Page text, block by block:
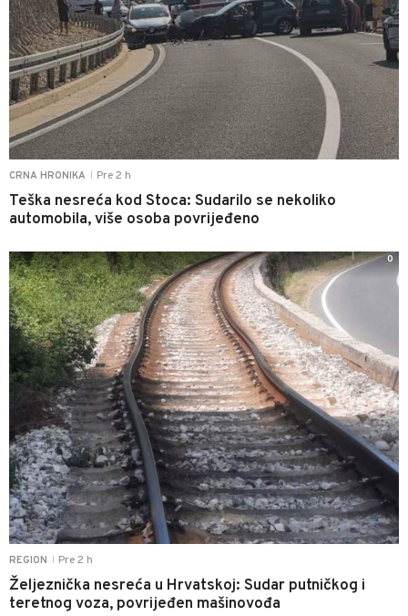
CRNA HRONIKA Pre 2 h
Teška nesreća kod Stoca: Sudarilo se nekoliko
automobila, više osoba povrijeđeno
REGION Pre 2 h
Željeznička nesreća u Hrvatskoj: Sudar putničkog i
teretnog voza, povrijeđen mašinovođa
0